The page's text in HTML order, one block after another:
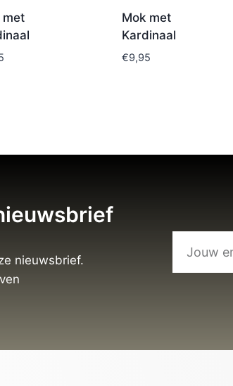
met
Mok met
Kardinaal
€9,95
nieuwsbrief.